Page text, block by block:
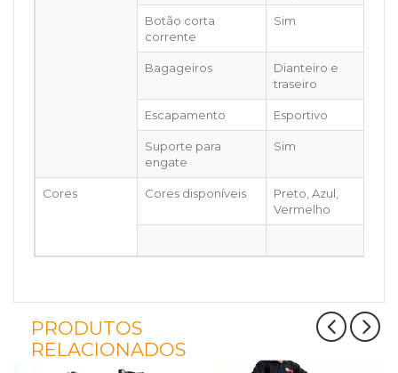
Botão corta
corrente
Sim
Bagageiros
Dianteiro e
traseiro
Escapamento Esportivo
Suporte para
engate
Sim
Cores Cores disponíveis
Preto, Azul,
Vermelho
PRODUTOS
RELACIONADOS